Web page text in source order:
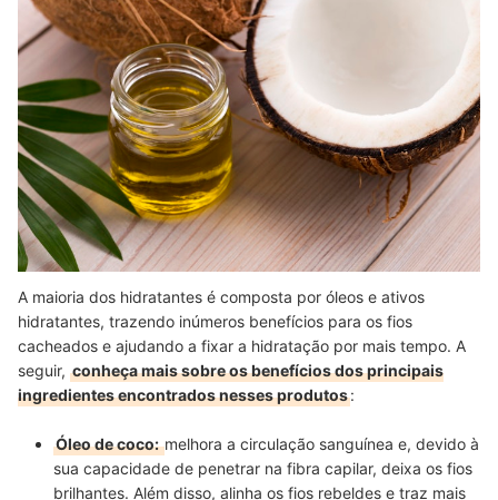
A maioria dos hidratantes é composta por óleos e ativos
hidratantes, trazendo inúmeros benefícios para os fios
cacheados e ajudando a fixar a hidratação por mais tempo. A
seguir, conheça mais sobre os benefícios dos principais
ingredientes encontrados nesses produtos:
Óleo de coco:melhora a circulação sanguínea e, devido à
sua capacidade de penetrar na fibra capilar, deixa os fios
brilhantes. Além disso, alinha os fios rebeldes e traz mais